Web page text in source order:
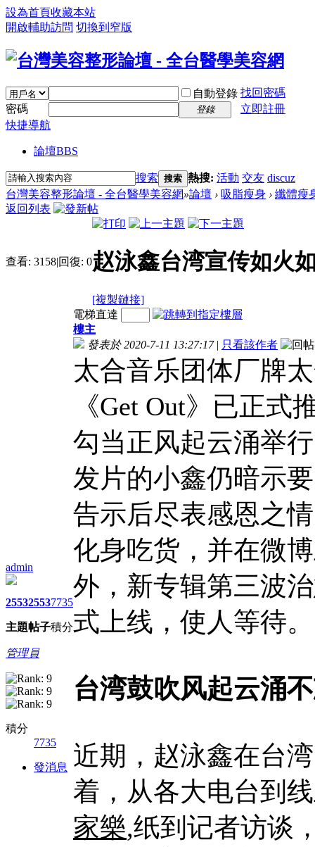
設為首頁收藏本站
開啟輔助訪問 切換到窄版
自動登錄 找回密碼
密碼
登錄
立即註冊
快捷導航
論壇BBS
搜索 搜索 熱搜: 活動 交友 discuz
台灣美容整形論壇 - 全台醫學美容網»論壇 › 吸脂瘦身 › 纖體瘦
返回列表
查看: 3158|回復: 0赵泳鑫台湾宣传如火
[複製鏈接]
admin
2553
主題
2553
帖子
7735
積分
管理員
積分
7735
發消息
電梯直達
樓主
發表於 2020-7-11 13:27:17 | 只看該作者
太合音乐团体厂牌
《Get Out》已正式
勾当正风起云涌举
发片的小鑫仍暗示
告示后尽表感恩之
化身吃货，并在微
外，新专辑第三波
式上线，使人等待。
台湾鼓吹风起云涌
近期，赵泳鑫在台
着，从各大电台到
家樂,纸到记者访谈